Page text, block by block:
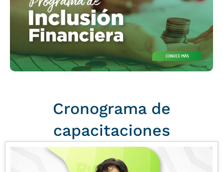
Cronograma de
capacitaciones